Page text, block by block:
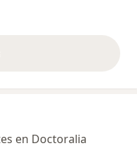
anteriores
en Doctoralia